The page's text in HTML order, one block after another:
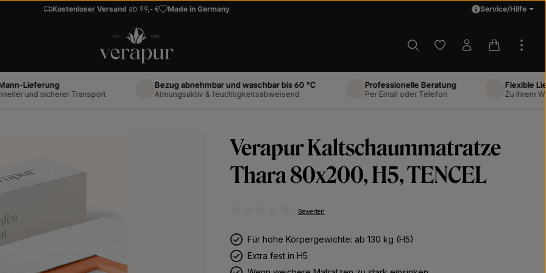
Kostenloser Versand ab 99,- € Made in Germany Service/Hilfe
Du hast 0 Produkte auf
und sicherer Transport
Bezug abnehmbar und waschbar bis 60 °C
Atmungsaktiv & feuchtigkeitsabweisend
Professionelle Beratung
Per Email oder Telefon
Flexible
Zu Ihrem
Bewerten
Verapur Kaltschaummatratze
Thara 80x200, H5, TENCEL
Für hohe Körpergewichte: ab 130 kg (H5)
Extra fest in H5